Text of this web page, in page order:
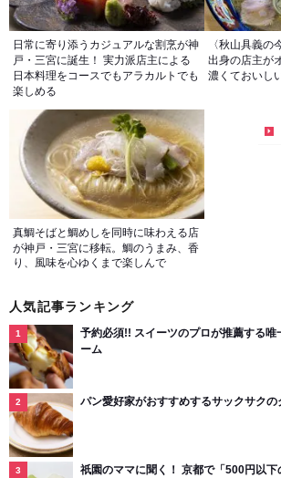
日常に寄り添うカジュアルな割烹が神
戸・三宮に誕生！ 実力派店主による
日本料理をコースでもアラカルトでも
楽しめる
〈秋山具義
出身の店主が
濃くておいし
真鯛そばと鯛めしを同時に味わえる店
が神戸・三宮に移転。鯛のうまみ、香
り、風味を心ゆくまで楽しんで
人気記事ランキング
予約必須!! スイーツのプロが推薦する唯
ーム
パン愛好家がおすすめするサックサク
祇園のママに聞く！ 京都で「500円以